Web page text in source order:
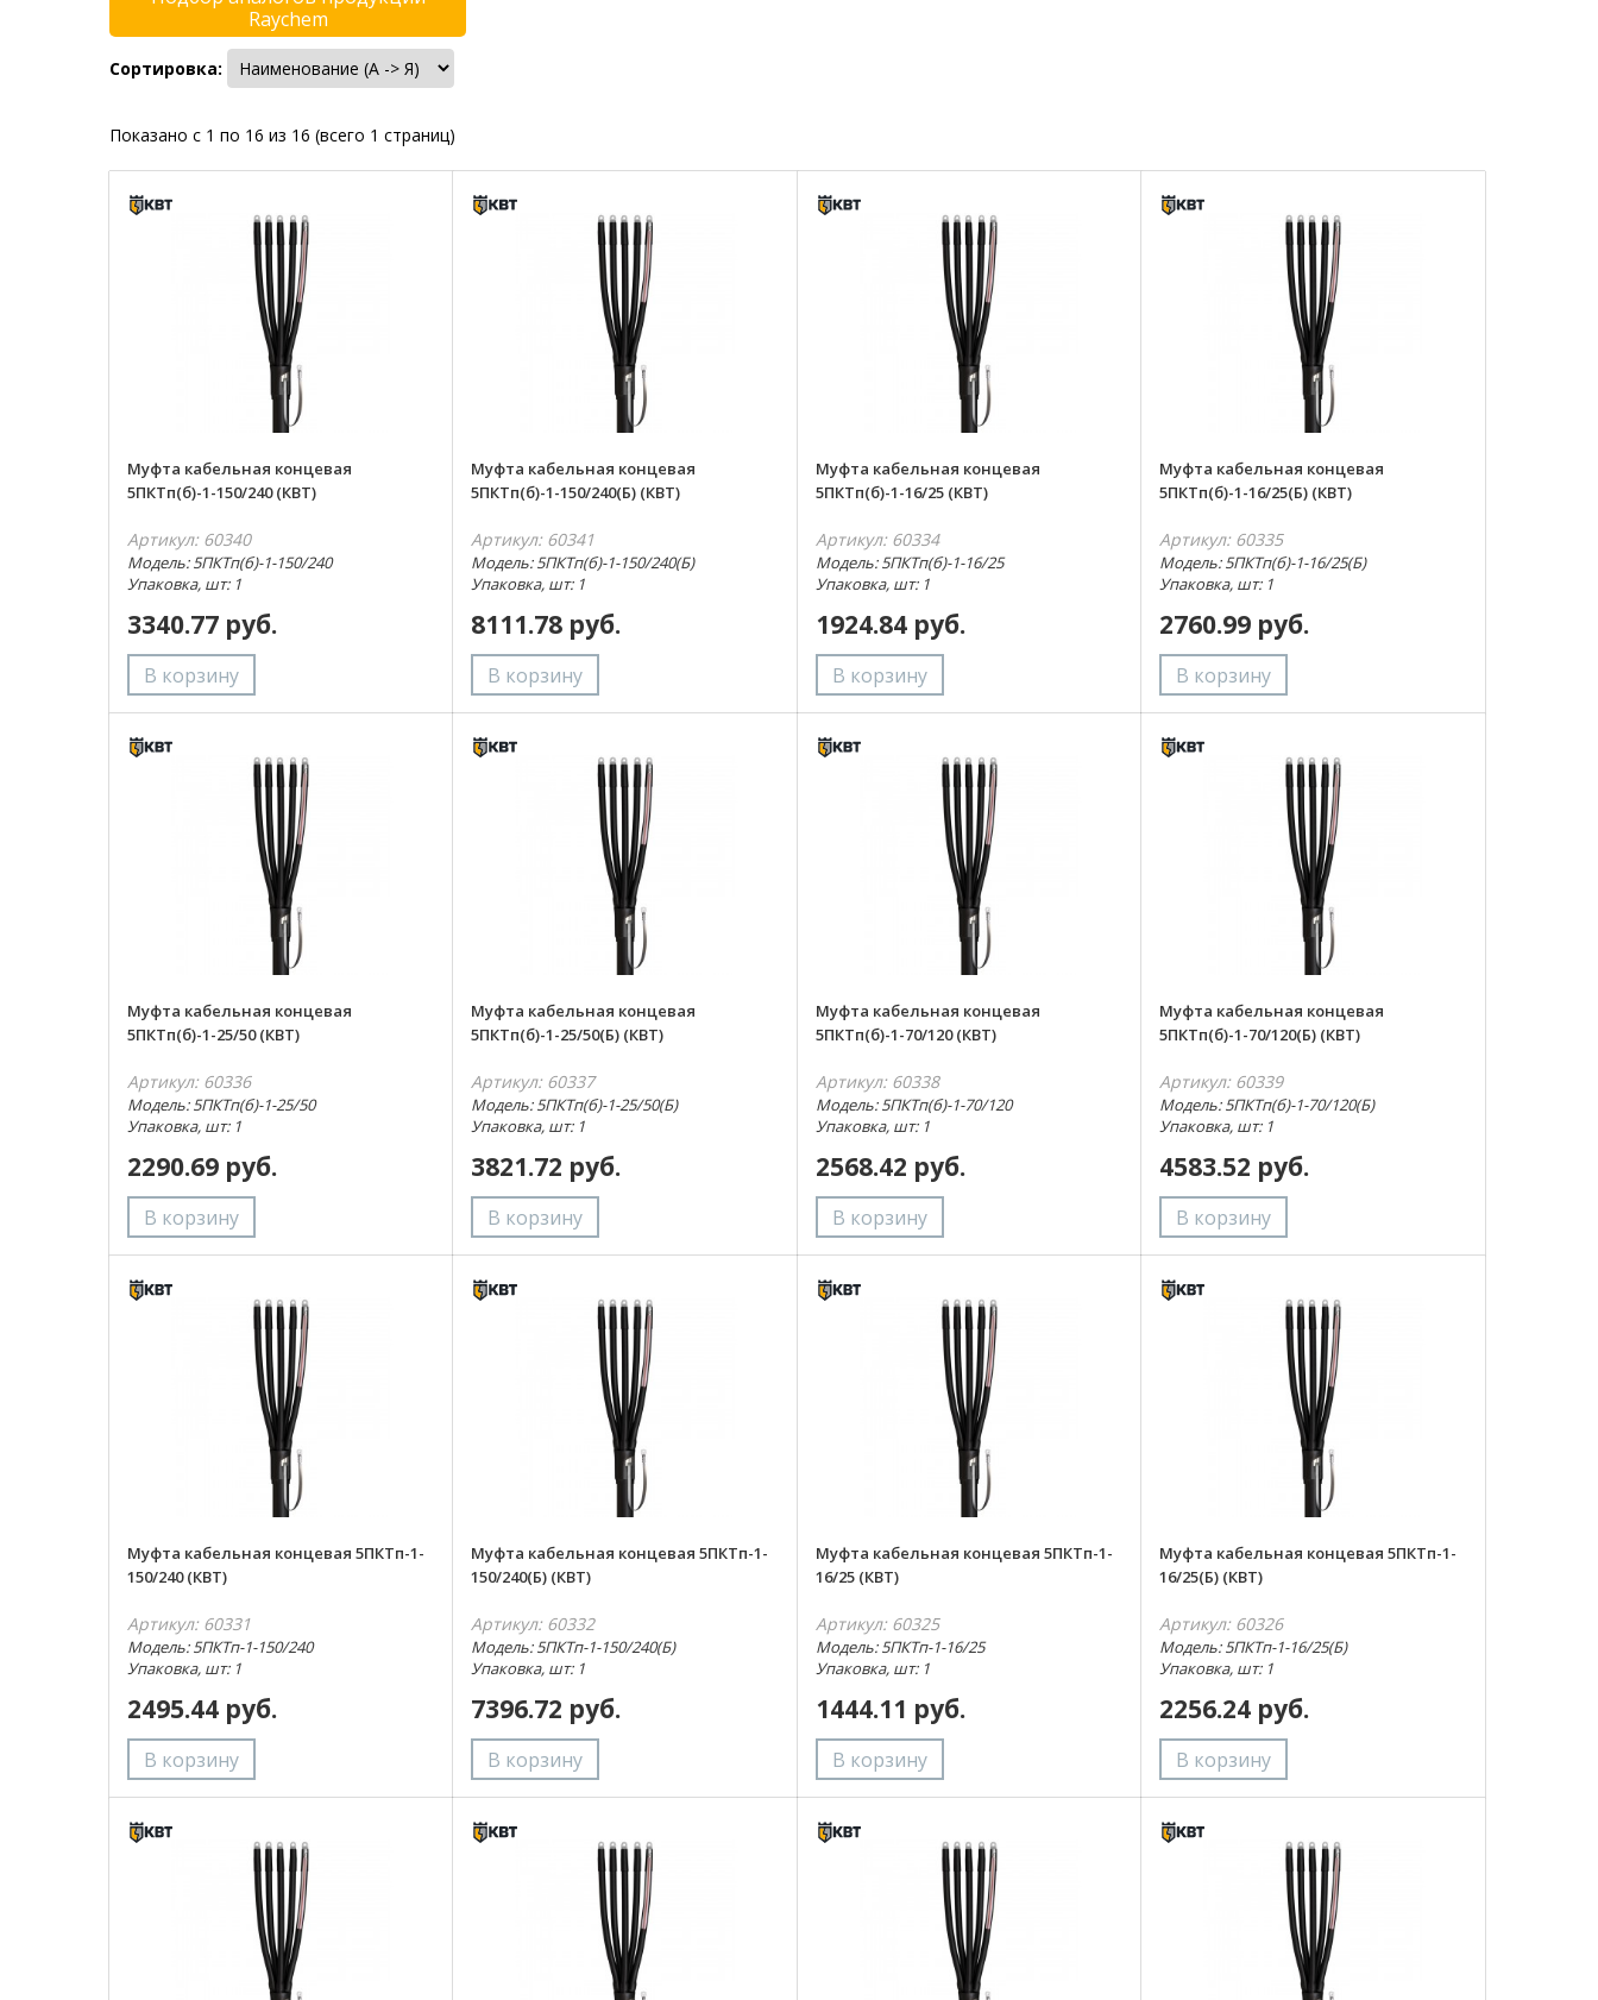
Raychem
Сортировка:
Показано с 1 по 16 из 16 (всего 1 страниц)
Муфта кабельная концевая
5ПКТп(б)-1-150/240 (КВТ)
Артикул: 60340
Модель: 5ПКТп(б)-1-150/240
Упаковка, шт: 1
3340.77 руб.
Муфта кабельная концевая
5ПКТп(б)-1-150/240(Б) (КВТ)
Артикул: 60341
Модель: 5ПКТп(б)-1-150/240(Б)
Упаковка, шт: 1
8111.78 руб.
Муфта кабельная концевая
5ПКТп(б)-1-16/25 (КВТ)
Артикул: 60334
Модель: 5ПКТп(б)-1-16/25
Упаковка, шт: 1
1924.84 руб.
Муфта кабельная концевая
5ПКТп(б)-1-16/25(Б) (КВТ)
Артикул: 60335
Модель: 5ПКТп(б)-1-16/25(Б)
Упаковка, шт: 1
2760.99 руб.
Муфта кабельная концевая
5ПКТп(б)-1-25/50 (КВТ)
Артикул: 60336
Модель: 5ПКТп(б)-1-25/50
Упаковка, шт: 1
2290.69 руб.
Муфта кабельная концевая
5ПКТп(б)-1-25/50(Б) (КВТ)
Артикул: 60337
Модель: 5ПКТп(б)-1-25/50(Б)
Упаковка, шт: 1
3821.72 руб.
Муфта кабельная концевая
5ПКТп(б)-1-70/120 (КВТ)
Артикул: 60338
Модель: 5ПКТп(б)-1-70/120
Упаковка, шт: 1
2568.42 руб.
Муфта кабельная концевая
5ПКТп(б)-1-70/120(Б) (КВТ)
Артикул: 60339
Модель: 5ПКТп(б)-1-70/120(Б)
Упаковка, шт: 1
4583.52 руб.
Муфта кабельная концевая 5ПКТп-1-
150/240 (КВТ)
Артикул: 60331
Модель: 5ПКТп-1-150/240
Упаковка, шт: 1
2495.44 руб.
Муфта кабельная концевая 5ПКТп-1-
150/240(Б) (КВТ)
Артикул: 60332
Модель: 5ПКТп-1-150/240(Б)
Упаковка, шт: 1
7396.72 руб.
Муфта кабельная концевая 5ПКТп-1-
16/25 (КВТ)
Артикул: 60325
Модель: 5ПКТп-1-16/25
Упаковка, шт: 1
1444.11 руб.
Муфта кабельная концевая 5ПКТп-1-
16/25(Б) (КВТ)
Артикул: 60326
Модель: 5ПКТп-1-16/25(Б)
Упаковка, шт: 1
2256.24 руб.